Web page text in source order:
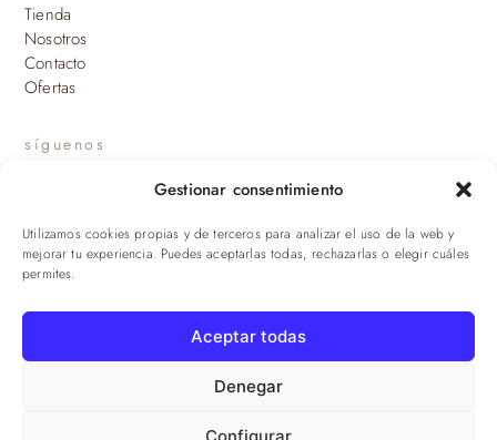
Gestionar consentimiento
Utilizamos cookies propias y de terceros para analizar el uso de la web y
mejorar tu experiencia. Puedes aceptarlas todas, rechazarlas o elegir cuáles
permites.
Aceptar todas
Denegar
Configurar
Tienda
Nosotros
Contacto
Ofertas
síguenos
suscríbete a nuestras novedades
© 2026 Viandas de la Sierra · Damaroca Ibéricos S.L. · B-90471293 ·